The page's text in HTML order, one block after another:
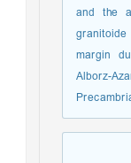
and the
margin
Alborz-